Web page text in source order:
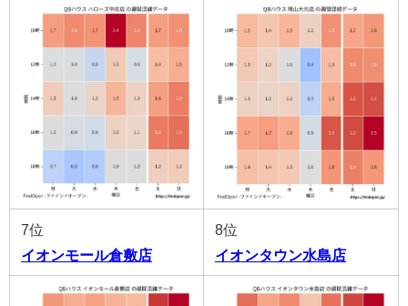
7位
イオンモール倉敷店
8位
イオンタウン水島店